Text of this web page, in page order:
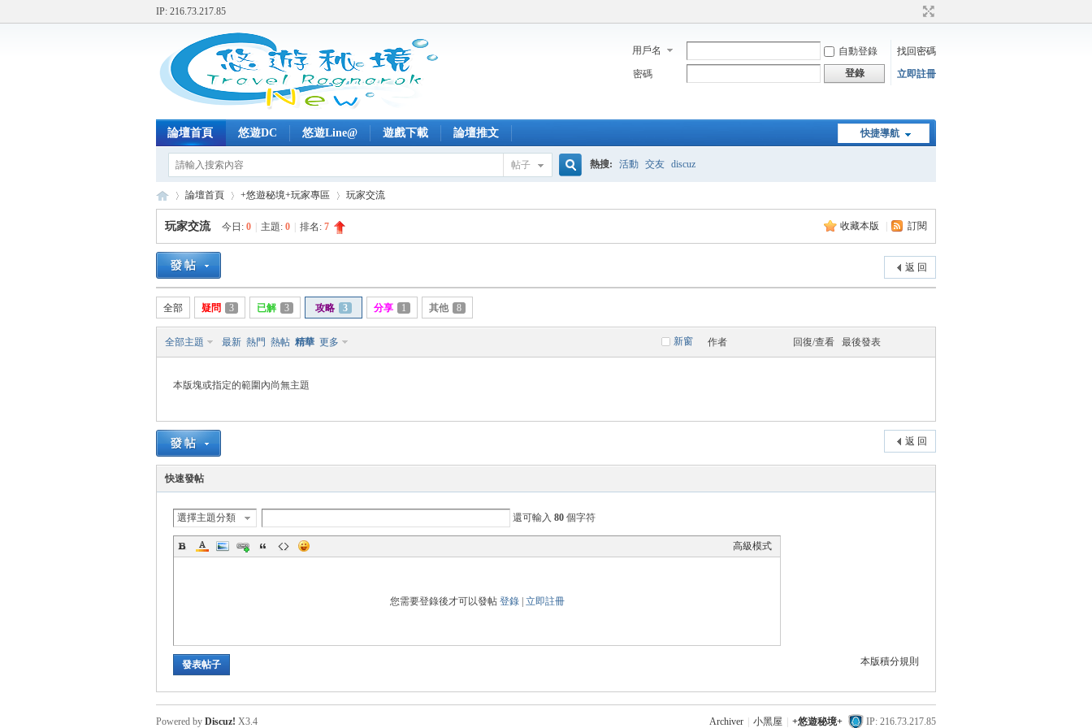
IP: 216.73.217.85
用戶名 自動登錄
找回密碼
密碼
登錄 立即註冊
快捷導航
論壇首頁 悠遊DC 悠遊Line@ 遊戲下載 論壇推文
帖子 熱搜: 活動 交友 discuz
悠
»
論壇首頁 +悠遊秘境+玩家專區 玩家交流
收藏本版 訂閱
玩家交流 今日: 0 主題: 0 排名: 7
返 回
全部 疑問 3 已解 3 攻略 3 分享 1 其他 8
新窗
全部主題 最新 熱門 熱帖 精華 更多 作者 回復/查看 最後發表
本版塊或指定的範圍內尚無主題
返 回
快速發帖
選擇主題分類 還可輸入 80 個字符
高級模式
您需要登錄後才可以發帖 登錄| 立即註冊
本版積分規則
發表帖子
Archiver 小黑屋 +悠遊秘境+ IP: 216.73.217.85
Powered by Discuz! X3.4